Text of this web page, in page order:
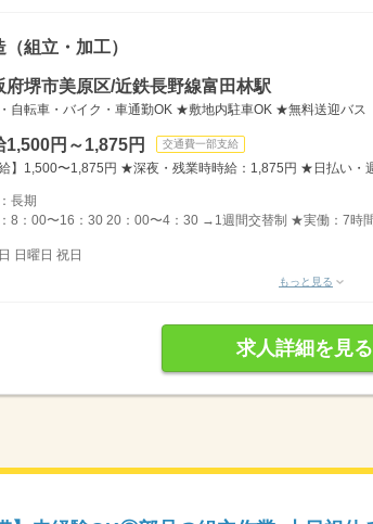
（組立・加工）
府堺市美原区/近鉄長野線富田林駅
自転車・バイク・車通勤OK ★敷地内駐車OK ★無料送迎バス
1,500円～1,875円 交通費一部支給
給】1,500〜1,875円 ★深夜・残業時時給：1,875円 ★日払い
：長期
8：00〜16：30 20：00〜4：30 →1週間交替制 ★実働：7時
日曜日 祝日
もっと見る
求人詳細を見る